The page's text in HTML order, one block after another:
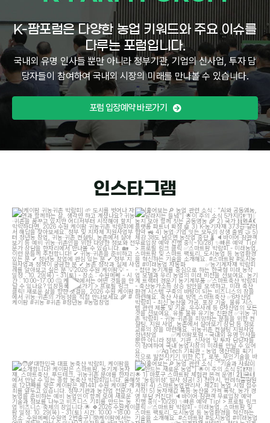
K-팜포럼은 다양한 농업 키워드와 주요 이슈를
다루는 포럼입니다.
국내외 유명 인사들 뿐만 아니라 정부기관, 기업의 신사업, 투자 담
당자들이 참여하여 국내외 시장의 미래를 만나볼 수 있습니다.
포럼 입장예약 바로가기
인스타그램
[케이팜 귀농귀촌 박람회]
도시를 벗어나
자연과 함께하는 삶, 생각만 하고 계셨나요?...
4 4
[훑어보는
농업 관련 소식 : "AI와 공동영농,
달라지는 들녘"]
이...
12 2
대한민국 대표 농축산 박람회, 케이팜을 소
개합니다!
케이팜은 ...
23 10
[훑어보는
농업 관련 소식 : "기술과 사람이
만드는 새로운 농업"]
...
13 5